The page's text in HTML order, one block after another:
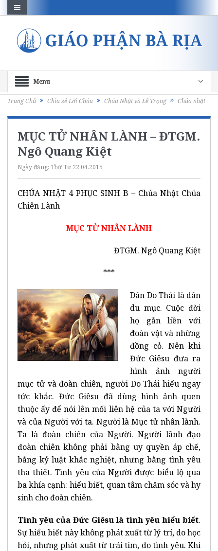
Menu
Trang Chủ Chia sẻ Lời Chúa Chúa Nhật và Lễ Trọng Chúa nhật
MỤC TỬ NHÂN LÀNH – ĐTGM.
Ngô Quang Kiệt
Ngày đăng: Thứ Tư 22.04.2015
CHÚA NHẬT 4 PHỤC SINH B – Chúa Nhật Chúa
Chiên Lành
MỤC TỬ NHÂN LÀNH
ĐTGM. Ngô Quang Kiệt
***
Dân Do Thái là dân
du mục. Cuộc đời
họ gắn liền với
đoàn vật và những
đồng cỏ. Nên khi
Đức Giêsu đưa ra
hình ảnh người
mục tử và đoàn chiên, người Do Thái hiểu ngay
tức khắc. Đức Giêsu đã dùng hình ảnh quen
thuộc ấy để nói lên mối liên hệ của ta với Người
và của Người với ta. Người là Mục tử nhân lành.
Ta là đoàn chiên của Người. Người lãnh đạo
đoàn chiên không phải bằng uy quyền áp chế,
bằng kỷ luật khắc nghiệt, nhưng bằng tình yêu
tha thiết. Tình yêu của Người được biểu lộ qua
ba khía cạnh: hiểu biết, quan tâm chăm sóc và hy
sinh cho đoàn chiên.
Tình yêu của Đức Giêsu là tình yêu hiểu biết.
Sự hiểu biết này không phát xuất từ lý trí, do học
hỏi, nhưng phát xuất từ trái tim, do tình yêu. Khi